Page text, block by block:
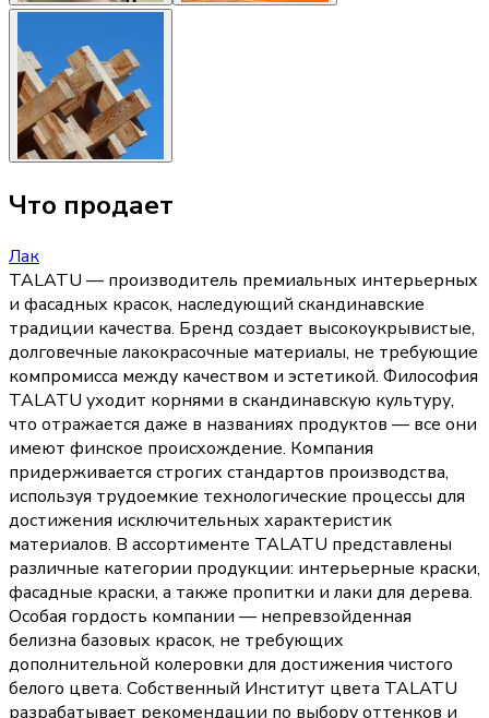
Что продает
Лак
TALATU — производитель премиальных интерьерных
и фасадных красок, наследующий скандинавские
традиции качества. Бренд создает высокоукрывистые,
долговечные лакокрасочные материалы, не требующие
компромисса между качеством и эстетикой. Философия
TALATU уходит корнями в скандинавскую культуру,
что отражается даже в названиях продуктов — все они
имеют финское происхождение. Компания
придерживается строгих стандартов производства,
используя трудоемкие технологические процессы для
достижения исключительных характеристик
материалов. В ассортименте TALATU представлены
различные категории продукции: интерьерные краски,
фасадные краски, а также пропитки и лаки для дерева.
Особая гордость компании — непревзойденная
белизна базовых красок, не требующих
дополнительной колеровки для достижения чистого
белого цвета. Собственный Институт цвета TALATU
разрабатывает рекомендации по выбору оттенков и